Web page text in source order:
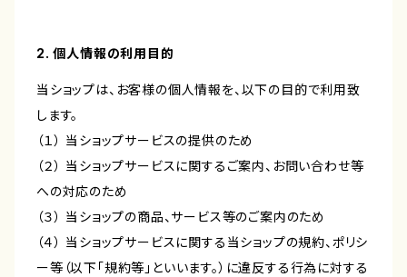
2. 個人情報の利用目的
当ショップは、お客様の個人情報を、以下の目的で利用致
します。
（１） 当ショップサービスの提供のため
（２） 当ショップサービスに関するご案内、お問い合わせ等
への対応のため
（３） 当ショップの商品、サービス等のご案内のため
（４） 当ショップサービスに関する当ショップの規約、ポリシ
ー等（以下「規約等」といいます。）に違反する行為に対する